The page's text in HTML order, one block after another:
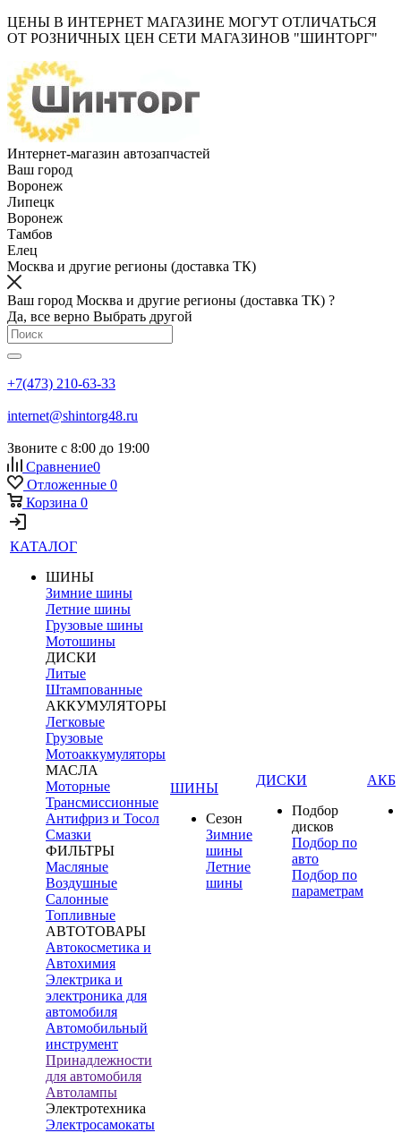
ЦЕНЫ В ИНТЕРНЕТ МАГАЗИНЕ МОГУТ ОТЛИЧАТЬСЯ
ОТ РОЗНИЧНЫХ ЦЕН СЕТИ МАГАЗИНОВ "ШИНТОРГ"
Интернет-магазин автозапчастей
Ваш город
Воронеж
Липецк
Воронеж
Тамбов
Елец
Москва и другие регионы (доставка ТК)
Ваш город Москва и другие регионы (доставка ТК) ?
Да, все верно Выбрать другой
+7(473) 210-63-33
internet@shintorg48.ru
Звоните с 8:00 до 19:00
Сравнение0
Отложенные 0
Корзина 0
КАТАЛОГ
ШИНЫ
Зимние шины
Летние шины
Грузовые шины
Мотошины
ДИСКИ
Литые
Штампованные
АККУМУЛЯТОРЫ
Легковые
Грузовые
Мотоаккумуляторы
МАСЛА
Моторные
Трансмиссионные
Антифриз и Тосол
Смазки
ФИЛЬТРЫ
Масляные
Воздушные
Салонные
Топливные
АВТОТОВАРЫ
Автокосметика и
Автохимия
Электрика и
электроника для
автомобиля
Автомобильный
инструмент
Принадлежности
для автомобиля
Автолампы
Электротехника
Электросамокаты
ШИНЫ
Сезон
Зимние
шины
Летние
шины
ДИСКИ
Подбор
дисков
Подбор по
авто
Подбор по
параметрам
АКБ